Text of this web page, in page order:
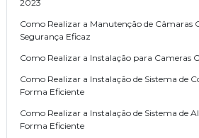
2023
Como Realizar a Manutenção de Câmaras
Segurança Eficaz
Como Realizar a Instalação para Cameras
Como Realizar a Instalação de Sistema de
Forma Eficiente
Como Realizar a Instalação de Sistema de
Forma Eficiente